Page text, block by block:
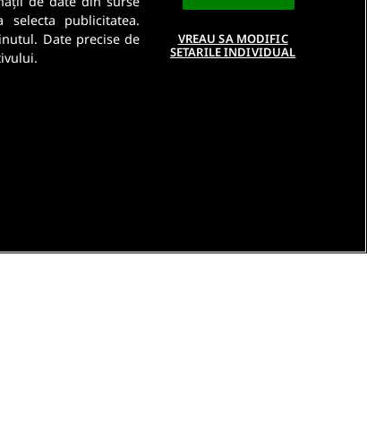
publicitatea.
Date precise de
VREAU SA MODIFIC
SETARILE INDIVIDUAL